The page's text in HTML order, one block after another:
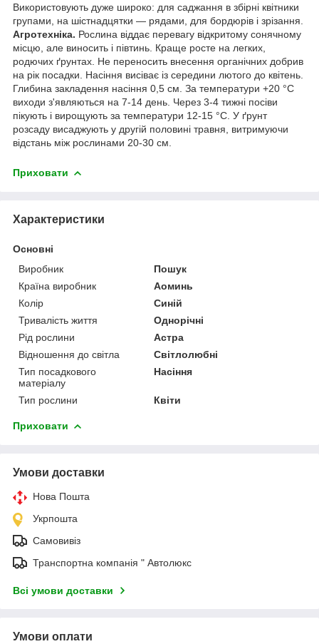
Використовують дуже широко: для саджання в збірні квітники
групами, на шістнадцятки — рядами, для бордюрів і зрізання.
Агротехніка. Рослина віддає перевагу відкритому сонячному
місцю, але виносить і півтинь. Краще росте на легких,
родючих ґрунтах. Не переносить внесення органічних добрив
на рік посадки. Насіння висіває із середини лютого до квітень.
Глибина закладення насіння 0,5 см. За температури +20 °C
виходи з'являються на 7-14 день. Через 3-4 тижні посіви
пікують і вирощують за температури 12-15 °C. У ґрунт
розсаду висаджують у другій половині травня, витримуючи
відстань між рослинами 20-30 см.
Приховати
Характеристики
Основні
Виробник
Пошук
Країна виробник
Аоминь
Колір
Синій
Тривалість життя
Однорічні
Рід рослини
Астра
Відношення до світла
Світлолюбні
Тип посадкового
матеріалу
Насіння
Тип рослини Квіти
Приховати
Умови доставки
Нова Пошта
Укрпошта
Самовивіз
Транспортна компанія " Автолюкс
Всі умови доставки
Умови оплати